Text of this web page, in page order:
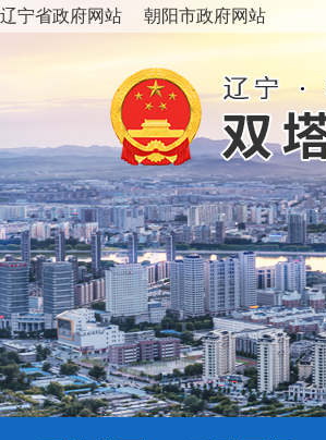
辽宁省政府网站 朝阳市政府网站